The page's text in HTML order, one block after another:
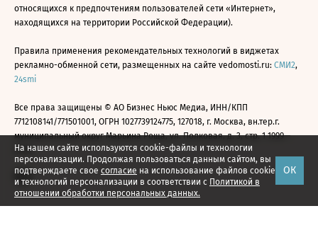
На нашем сайте используются cookie-файлы и технологии
персонализации. Продолжая пользоваться данным сайтом, вы
подтверждаете свое согласие на использование файлов cookie
и технологий персонализации в соответствии с Политикой в
отношении обработки персональных данных.
ОК
относящихся к предпочтениям пользователей сети «Интернет»,
находящихся на территории Российской Федерации).
Правила применения рекомендательных технологий в виджетах
рекламно-обменной сети, размещенных на сайте vedomosti.ru: СМИ2,
24smi
Все права защищены © АО Бизнес Ньюс Медиа, ИНН/КПП
7712108141/771501001, ОГРН 1027739124775, 127018, г. Москва, вн.тер.г.
муниципальный округ Марьина Роща, ул. Полковая, д. 3, стр. 1 1999—
2026